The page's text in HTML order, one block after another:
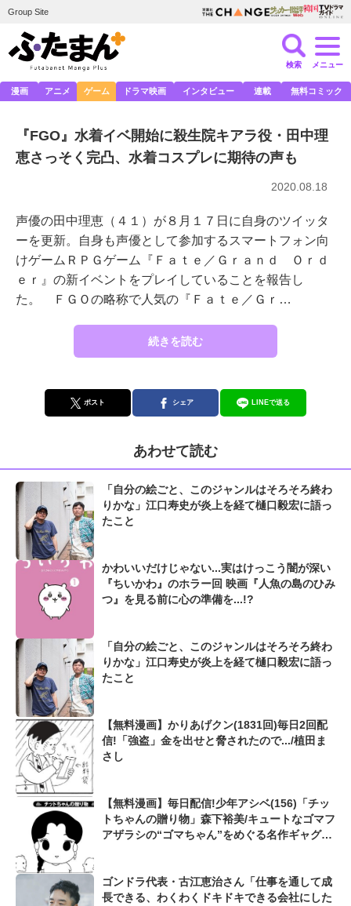
Group Site
検索 メニュー
漫画 アニメ ゲーム ドラマ映画 インタビュー 連載 無料コミック
『FGO』水着イベ開始に殺生院キアラ役・田中理
恵さっそく完凸、水着コスプレに期待の声も
2020.08.18
声優の田中理恵（４１）が８月１７日に自身のツイッタ
ーを更新。自身も声優として参加するスマートフォン向
けゲームＲＰＧゲーム『Ｆａｔｅ／Ｇｒａｎｄ Ｏｒｄ
ｅｒ』の新イベントをプレイしていることを報告し
た。 ＦＧＯの略称で人気の『Ｆａｔｅ／Ｇｒ…
続きを読む
ポスト シェア LINEで送る
あわせて読む
「自分の絵ごと、このジャンルはそろそろ終わ
りかな」江口寿史が炎上を経て樋口毅宏に語っ
たこと
かわいいだけじゃない...実はけっこう闇が深い
『ちいかわ』のホラー回 映画『人魚の島のひみ
つ』を見る前に心の準備を...!?
「自分の絵ごと、このジャンルはそろそろ終わ
りかな」江口寿史が炎上を経て樋口毅宏に語っ
たこと
【無料漫画】かりあげクン(1831回)毎日2回配
信!「強盗」金を出せと脅されたので.../植田ま
さし
【無料漫画】毎日配信!少年アシベ(156)「チッ
トちゃんの贈り物」森下裕美/キュートなゴマフ
アザラシの“ゴマちゃん”をめぐる名作ギャグ4
ゴンドラ代表・古江恵治さん「仕事を通して成
長できる、わくわくドキドキできる会社にした